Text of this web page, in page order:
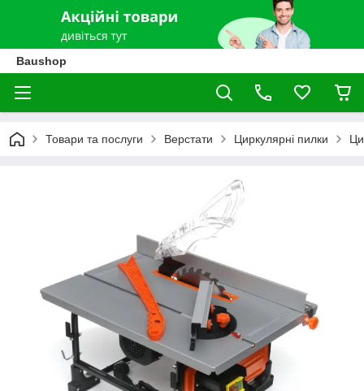
Baushop
Товари та послуги Верстати Циркулярні пилки